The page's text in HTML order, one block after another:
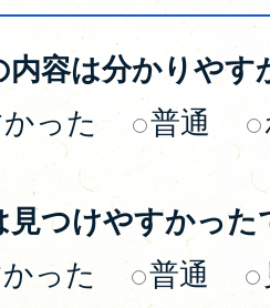
内容は分かりやす
った
普通
見つけやすかった
った
普通